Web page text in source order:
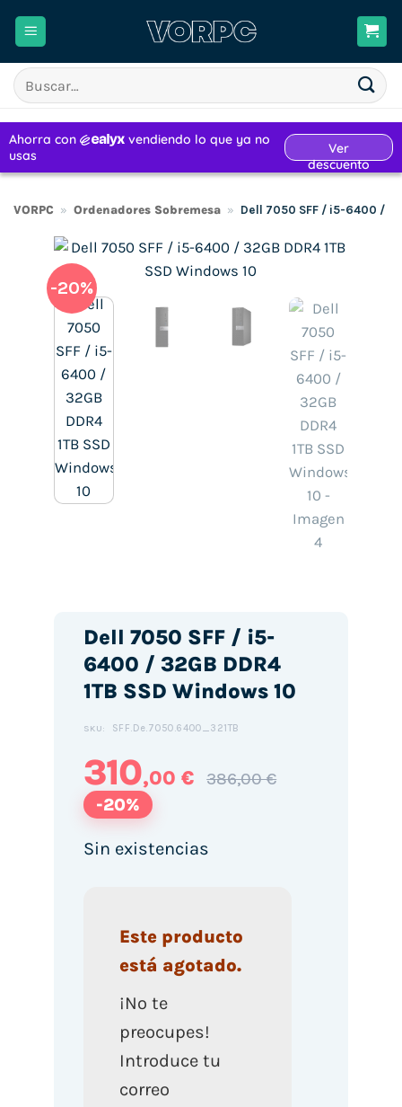
Buscar
por:
VORPC » Ordenadores Sobremesa » Dell 7050 SFF / i5-6400 /
-20%
Dell 7050 SFF / i5-
6400 / 32GB DDR4
1TB SSD Windows 10
SKU: SFF.De.7050.6400_321TB
310,00 € 386,00 €
-20%
Sin existencias
Este producto
está agotado.
¡No te
preocupes!
Introduce tu
correo